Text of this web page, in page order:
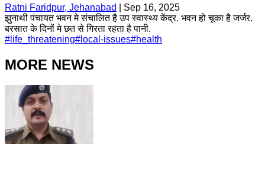
Ratni Faridpur, Jehanabad
Sep 16, 2025
झुनाथी पंचायत भवन मे संचालित है उप स्वास्थ्य केंद्र. भवन हो चूका है जर्जर.
बरसात के दिनों मे छत से गिरता रहता है पानी.
# life_threatening# local-issues#health
MORE NEWS